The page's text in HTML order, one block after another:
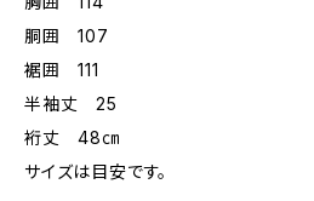
胴囲 107
裾囲 111
半袖丈 25
裄丈 48㎝
サイズは目安です。